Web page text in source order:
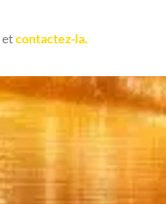
etcontactez-la.